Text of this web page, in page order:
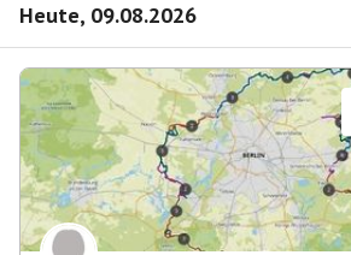
Heute, 09.08.2026